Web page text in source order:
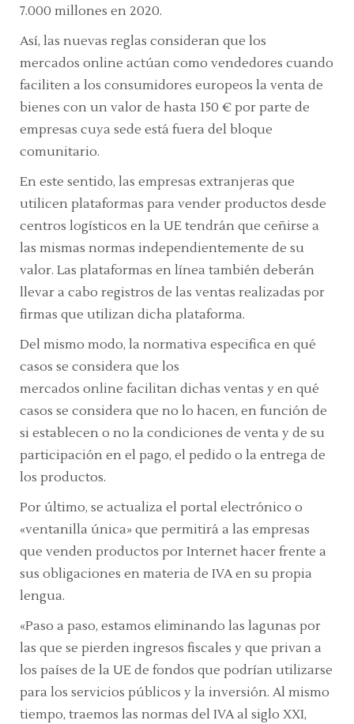
7.000 millones en 2020.
Así, las nuevas reglas consideran que los
mercados online actúan como vendedores cuando
faciliten a los consumidores europeos la venta de
bienes con un valor de hasta 150 € por parte de
empresas cuya sede está fuera del bloque
comunitario.
En este sentido, las empresas extranjeras que
utilicen plataformas para vender productos desde
centros logísticos en la UE tendrán que ceñirse a
las mismas normas independientemente de su
valor. Las plataformas en línea también deberán
llevar a cabo registros de las ventas realizadas por
firmas que utilizan dicha plataforma.
Del mismo modo, la normativa especifica en qué
casos se considera que los
mercados online facilitan dichas ventas y en qué
casos se considera que no lo hacen, en función de
si establecen o no la condiciones de venta y de su
participación en el pago, el pedido o la entrega de
los productos.
Por último, se actualiza el portal electrónico o
«ventanilla única» que permitirá a las empresas
que venden productos por Internet hacer frente a
sus obligaciones en materia de IVA en su propia
lengua.
«Paso a paso, estamos eliminando las lagunas por
las que se pierden ingresos fiscales y que privan a
los países de la UE de fondos que podrían utilizarse
para los servicios públicos y la inversión. Al mismo
tiempo, traemos las normas del IVA al siglo XXI,